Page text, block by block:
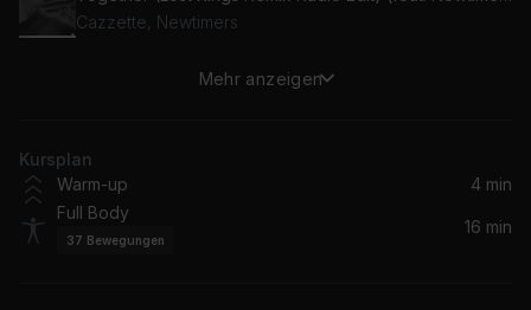
Cazzette, Newtimers
Qué Tengo Que Hacer
Arcángel
Talibans II
Mehr anzeigen
Kursplan
Warm-up
4 min
Full Body
37 Bewegungen
16 min